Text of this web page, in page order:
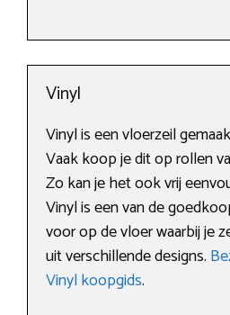
Vinyl
Vinyl is een vloerzeil
Vaak koop je dit op rollen
Zo kan je het ook vrij
Vinyl is een van de
voor op de vloer waarbij je
uit verschillende designs.
Vinyl koopgids.